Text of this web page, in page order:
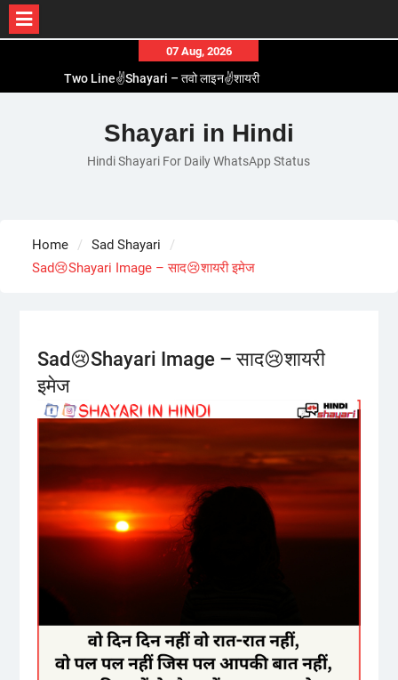
content
07 Aug, 2026
Two Line✌️Shayari – तवो लाइन✌️शायरी
Romantic Love😽Status – रोमांटिक लव😽स्टेटस
Love🥳Poetry In Hindi – लव🥳पोएट्री इन हिंदी
1 Line☝️Shayari In Hindi – १ लाइन☝️शायरी इन हिंदी
Shayari in Hindi
Hindi Shayari For Daily WhatsApp Status
Home
Sad Shayari
Sad😢Shayari Image – साद😢शायरी इमेज
Sad😢Shayari Image – साद😢शायरी
इमेज